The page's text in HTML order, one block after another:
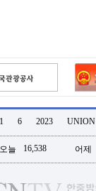
1 6 2023 UNION
오늘 16,538 어제